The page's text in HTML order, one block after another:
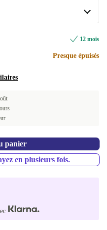
+7,08 €
+21,23 €
+120,32 €
12 mois
Presque épuisés
panier
en plusieurs fois.